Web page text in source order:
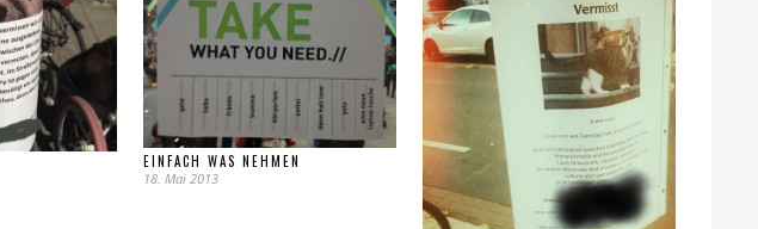
EINFACH WAS NEHMEN
18. Mai 2013